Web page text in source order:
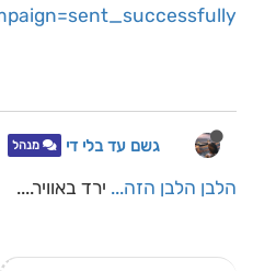
גשם עד בלי די מנהל
הלבן הלבן הזה... ירד באוויר....